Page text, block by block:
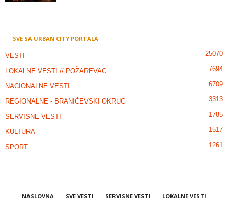
SVE SA URBAN CITY PORTALA
VESTI 25070
LOKALNE VESTI // POŽAREVAC 7694
NACIONALNE VESTI 6709
REGIONALNE - BRANIČEVSKI OKRUG 3313
SERVISNE VESTI 1785
KULTURA 1517
SPORT 1261
NASLOVNA SVE VESTI SERVISNE VESTI LOKALNE VESTI